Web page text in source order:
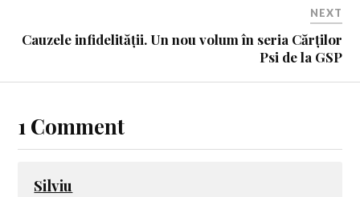
NEXT
Cauzele infidelității. Un nou volum în seria Cărților
Psi de la GSP
1 Comment
Silviu